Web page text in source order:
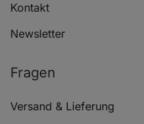
DACIA SANDERO
Kontakt
Newsletter
Fragen
Versand & Lieferung